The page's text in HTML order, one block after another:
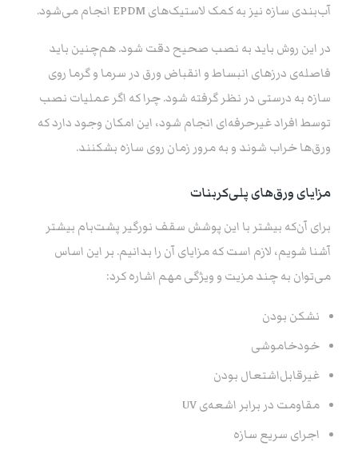
آب‌بندی سازه نیز به کمک لاستیک‌های EPDM انجام می‌شود.
در این روش باید به نصب صحیح دقت شود. هم‌چنین باید
فاصله‌‌ی درزهای انبساط و انقباض ورق در سرما و گرما روی
سازه به درستی در نظر گرفته شود. چرا که اگر عملیات نصب
توسط افراد غیرحرفه‌ای انجام شود، این امکان وجود دارد که
ورق‌ها خراب شوند و به مرور زمان روی سازه بشکنند.
مزایای ورق‌های پلی‌کربنات
برای آن‌که بیشتر با این پوشش سقف نورگیر پشت‌بام بیشتر
آشنا شویم، لازم است که مزایای آن را بدانیم. بر این اساس
می‌توان به چند مزیت و ويژگی مهم اشاره کرد:
نشکن بودن
خودخاموشی
غیرقابل‌اشتعال بودن
مقاومت در برابر اشعه‌ی UV
اجرای سریع سازه